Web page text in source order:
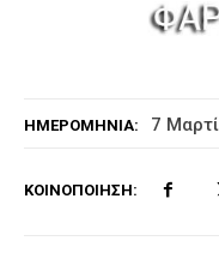
ΗΜΕΡΟΜΗΝΊΑ: 7
ΚΟΙΝΟΠΟΊΗΣΗ: